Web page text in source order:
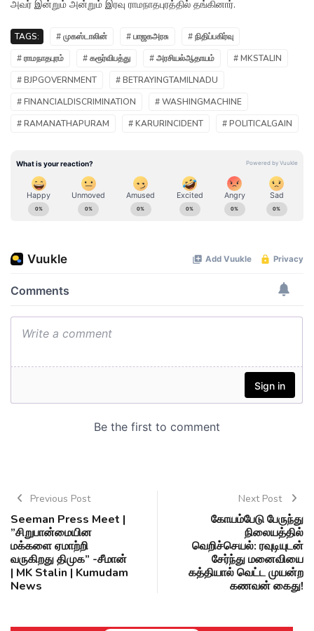
அவர் இன்றும் அன்றும் இரவு ராமநாதபுரத்தில் தங்கினார்.
TAGS: # முகஸ்டாலின் # பாஜகஅரசு
# நிதிப்பகிர்வு
# ராமநாதபுரம்
# கரூர்விபத்து # அரசியல்ஆதாயம்
# MKSTALIN
# BJPGOVERNMENT
# BETRAYINGTAMILNADU
# FINANCIALDISCRIMINATION
# WASHINGMACHINE
# RAMANATHAPURAM
# KARURINCIDENT # POLITICALGAIN
Previous Post
Seeman Press Meet |
”சிறுபான்மையின
மக்களை ஏமாற்றி
வருகிறது திமுக” -சீமான்
| MK Stalin | Kumudam
News
Next Post
கோயம்பேடு பேருந்து
நிலையத்தில்
வெறிச்செயல்: ரவுடியுடன்
சேர்ந்து மனைவியை
கத்தியால் வெட்ட முயன்ற
கணவன் கைது!